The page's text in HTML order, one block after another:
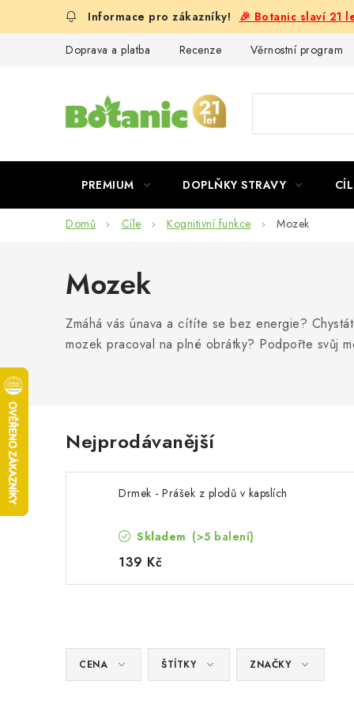
🎉 Botanic slaví 21
Doprava a platba Recenze Věrnostní program
PREMIUM DOPLŇKY STRAVY
Domů Cíle Kognitivní funkce Mozek
Mozek
Zmáhá vás únava a cítíte se bez energie?
mozek pracoval na plné obrátky? Podpořte svůj
Nejprodávanější
Drmek - Prášek z plodů v kapslích
Skladem (>5 balení)
139 Kč
CENA ŠTÍTKY ZNAČKY